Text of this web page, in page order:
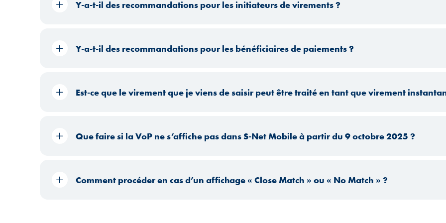
Y-a-t-il des recommandations pour les initiateurs de virements ?
Y-a-t-il des recommandations pour les bénéficiaires de paiements ?
Est-ce que le virement que je viens de saisir peut être traité en tant que virement
Que faire si la VoP ne s’affiche pas dans S-Net Mobile à partir du 9 octobre 2025 ?
Comment procéder en cas d’un affichage « Close Match » ou « No Match » ?